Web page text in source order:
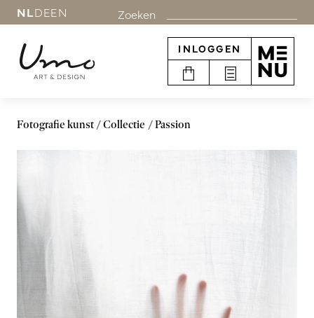
NLDEEN Zoeken
INLOGGEN
Fotografie kunst Collectie Passion